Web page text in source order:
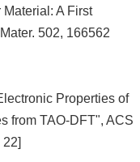
A First
502, 166562
Properties of
from TAO-DFT", ACS